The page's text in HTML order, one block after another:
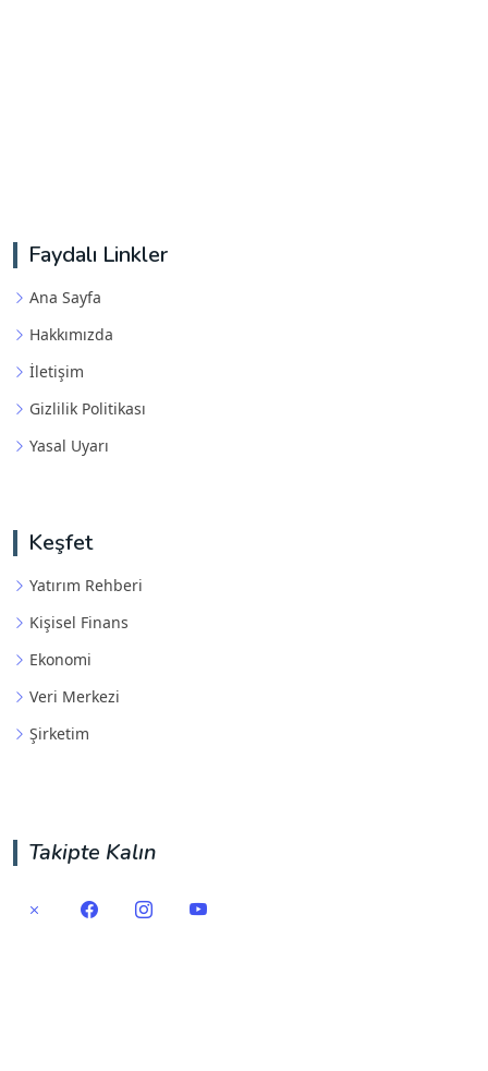
Faydalı Linkler
Ana Sayfa
Hakkımızda
İletişim
Gizlilik Politikası
Yasal Uyarı
Keşfet
Yatırım Rehberi
Kişisel Finans
Ekonomi
Veri Merkezi
Şirketim
Takipte Kalın